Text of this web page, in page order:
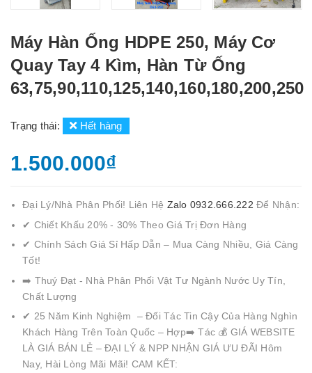
Máy Hàn Ống HDPE 250, Máy Cơ
Quay Tay 4 Kìm, Hàn Từ Ống
63,75,90,110,125,140,160,180,200,250
Trạng thái: Hết hàng
1.500.000₫
Đại Lý/Nhà Phân Phối! Liên Hệ Zalo 0932.666.222 Để Nhận:
✔ Chiết Khấu 20% - 30% Theo Giá Trị Đơn Hàng
✔ Chính Sách Giá Sỉ Hấp Dẫn – Mua Càng Nhiều, Giá Càng
Tốt!
➡️ Thuý Đạt - Nhà Phân Phối Vật Tư Ngành Nước Uy Tín,
Chất Lượng
✔ 25 Năm Kinh Nghiệm – Đối Tác Tin Cậy Của Hàng Nghìn
Khách Hàng Trên Toàn Quốc – Hợp➡️ Tác 💰 GIÁ WEBSITE
LÀ GIÁ BÁN LẺ – ĐẠI LÝ & NPP NHẬN GIÁ ƯU ĐÃI Hôm
Nay, Hài Lòng Mãi Mãi! CAM KẾT: